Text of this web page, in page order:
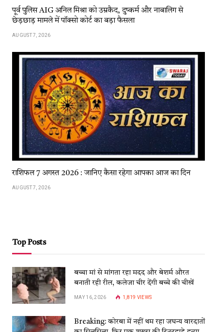
पूर्व पुलिस AIG अनिल मिश्रा को उम्रकैद, दुष्कर्म और नाबालिग से
छेड़छाड़ मामले में पॉक्सो कोर्ट का बड़ा फैसला
AUGUST 7, 2026
राशिफल 7 अगस्त 2026 : जानिए कैसा रहेगा आपका आज का दिन
AUGUST 7, 2026
Top Posts
बच्चा मां से मांगता रहा मदद और बेशर्म औरत
बनाती रही रील, कलेजा चीर देंगी बच्चे की चीखें
MAY 16, 2026 1,819 VIEWS
Breaking: कोरबा में नहीं थम रहा जघन्य वारदातों